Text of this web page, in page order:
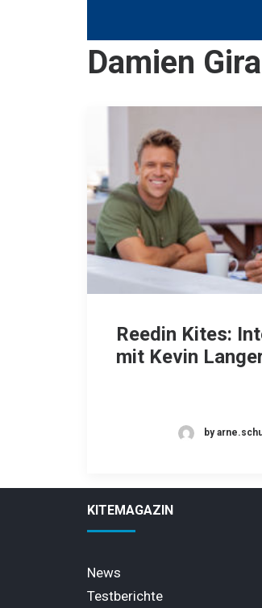
Damien
Reedin Kites:
mit Kevin
by
KITEMAGAZIN
News
Testberichte